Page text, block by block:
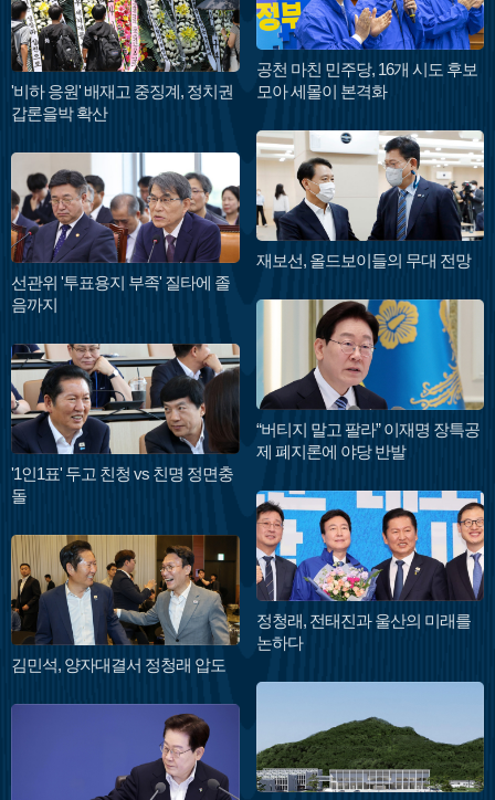
'비하 응원' 배재고 중징계, 정치권
갑론을박 확산
선관위 '투표용지 부족' 질타에 졸
음까지
'1인1표' 두고 친청 vs 친명 정면충
돌
김민석, 양자대결서 정청래 압도
공천 마친 민주당, 16개 시도 후보
모아 세몰이 본격화
재보선, 올드보이들의 무대 전망
“버티지 말고 팔라” 이재명 장특공
제 폐지론에 야당 반발
정청래, 전태진과 울산의 미래를
논하다